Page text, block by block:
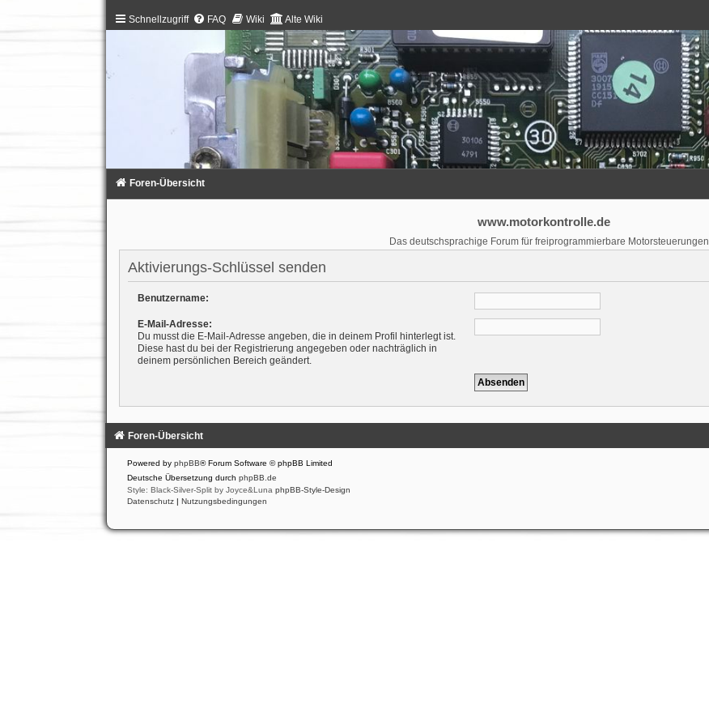
Schnellzugriff FAQ Wiki Alte Wiki
Foren-Übersicht
www.motorkontrolle.de
Das deutschsprachige Forum für freiprogrammierbare Motorsteuerungen
Aktivierungs-Schlüssel senden
Benutzername:
E-Mail-Adresse:
Du musst die E-Mail-Adresse angeben, die in deinem Profil hinterlegt ist.
Diese hast du bei der Registrierung angegeben oder nachträglich in
deinem persönlichen Bereich geändert.
Foren-Übersicht
Powered by phpBB® Forum Software © phpBB Limited
Deutsche Übersetzung durch phpBB.de
Style: Black-Silver-Split by Joyce&Luna phpBB-Style-Design
Datenschutz | Nutzungsbedingungen